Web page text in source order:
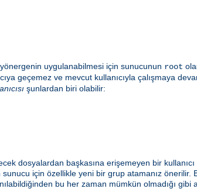
uygulanabilmesi için sunucunun root
geçemez ve mevcut kullanıcıyla çalışmaya
şunlardan biri olabilir:
dosyalardan başkasına erişemeyen bir
için özellikle yeni bir grup atamanız önerilir.
bu her zaman mümkün olmadığı gibi